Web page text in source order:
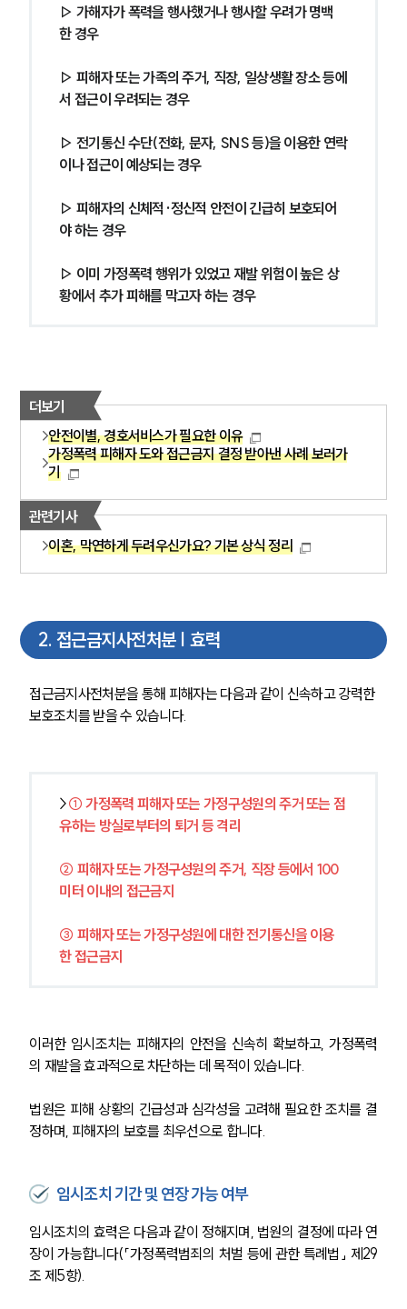
▷ 가해자가 폭력을 행사했거나 행사할 우려가 명백
한 경우
▷ 피해자 또는 가족의 주거, 직장, 일상생활 장소 등에
서 접근이 우려되는 경우
▷ 전기통신 수단(전화, 문자, SNS 등)을 이용한 연락
이나 접근이 예상되는 경우
▷ 피해자의 신체적·정신적 안전이 긴급히 보호되어
야 하는 경우
▷ 이미 가정폭력 행위가 있었고 재발 위험이 높은 상
황에서 추가 피해를 막고자 하는 경우
더보기
안전이별, 경호서비스가 필요한 이유
가정폭력 피해자 도와 접근금지 결정 받아낸 사례 보러가
기
관련기사
이혼, 막연하게 두려우신가요? 기본 상식 정리
2. 접근금지사전처분 | 효력
접근금지사전처분을 통해 피해자는 다음과 같이 신속하고 강력한
보호조치를 받을 수 있습니다.
>① 가정폭력 피해자 또는 가정구성원의 주거 또는 점
유하는 방실로부터의 퇴거 등 격리
② 피해자 또는 가정구성원의 주거, 직장 등에서 100
미터 이내의 접근금지
③ 피해자 또는 가정구성원에 대한 전기통신을 이용
한 접근금지
이러한 임시조치는 피해자의 안전을 신속히 확보하고, 가정폭력
의 재발을 효과적으로 차단하는 데 목적이 있습니다.
법원은 피해 상황의 긴급성과 심각성을 고려해 필요한 조치를 결
정하며, 피해자의 보호를 최우선으로 합니다.
임시조치 기간 및 연장 가능 여부
임시조치의 효력은 다음과 같이 정해지며, 법원의 결정에 따라 연
장이 가능합니다(「가정폭력범죄의 처벌 등에 관한 특례법」 제29
조 제5항).